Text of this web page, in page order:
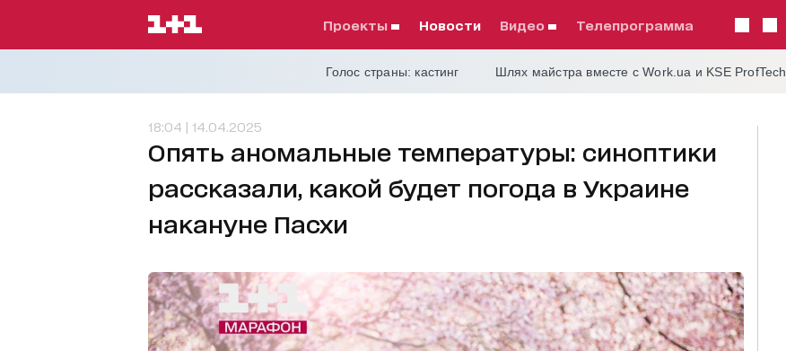
проекты Новости видео телепрограмма
Голос страны: кастинг Шлях майстра вместе с Work.ua и KSE ProfTech
18:04 | 14.04.2025
Опять аномальные температуры: синоптики
рассказали, какой будет погода в Украине
накануне Пасхи